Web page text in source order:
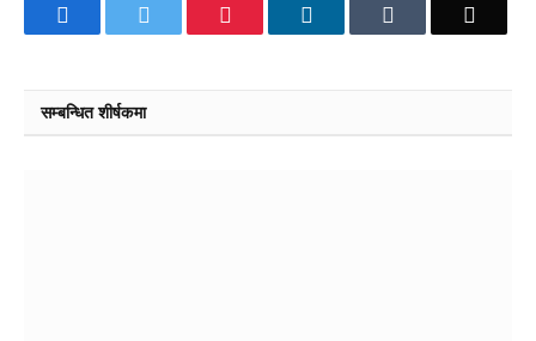
Facebook Pinterest LinkedIn
सम्बन्धित शीर्षकमा